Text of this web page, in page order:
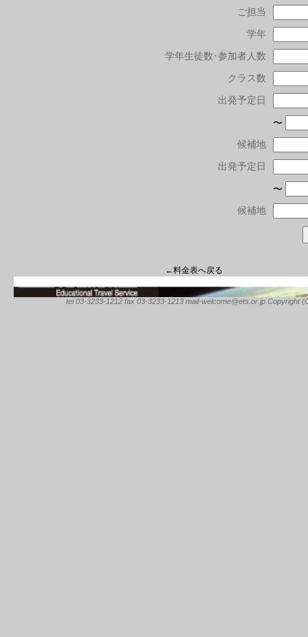
ご担当
学年
学年生徒数･参加者人数
クラス数
出発予定日
〜
候補地
出発予定日
〜
候補地
←料金表へ戻る
tel 03-3233-1212 fax 03-3233-1213 mail-welcome@ets.or.jp Copyright